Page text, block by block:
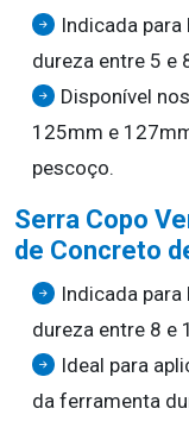
Indicada
dureza entre 5 e
Disponível
125mm e
pescoço.
Serra Copo
de Concreto
Indicada
dureza entre 8 e
Ideal para
da ferramenta